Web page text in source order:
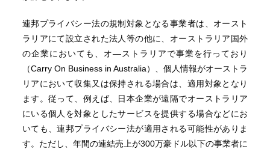
連邦プライバシー法の規制対象となる事業者は、オースト
ラリアにて設立された法人等の他に、オーストラリア国外
の企業においても、オ―ストラリアで事業を行っており
（Carry On Business in Australia）、個人情報がオーストラ
リアにおいて収集又は保持される場合は、適用対象となり
ます。従って、例えば、日本企業が遠隔でオーストラリア
にいる個人を対象としたサービスを提供する場合などにお
いても、連邦プライバシー法が適用される可能性がありま
す。ただし、年間の連結売上が300万豪ドル以下の事業者に